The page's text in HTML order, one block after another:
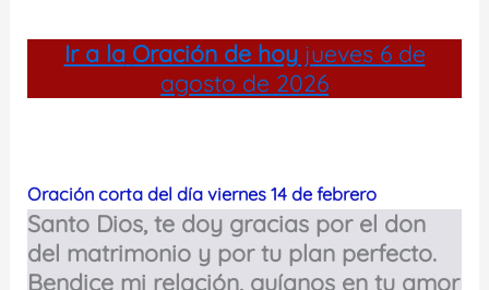
Ir a la Oración de hoyjueves 6 de
agosto de 2026
Oración corta del día viernes 14 de febrero
Santo Dios, te doy gracias por el don
del matrimonio y por tu plan perfecto.
Bendice mi relación, guíanos en tu amor